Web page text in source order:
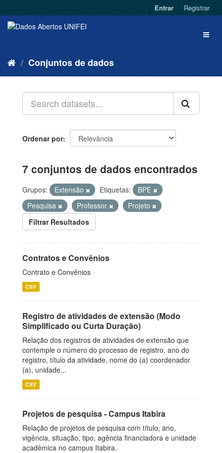
Entrar Registrar
Conjuntos de dados
Ordenar por
7 conjuntos de dados encontrados
Grupos: Extensão Etiquetas:
BPE
Pesquisa
Professor
Projeto
Filtrar Resultados
Contratos e Convênios
Contrato e Convênios
CSV
Registro de atividades de extensão (Modo
Simplificado ou Curta Duração)
Relação dos registros de atividades de extensão que
contemple o número do processo de registro, ano do
registro, título da atividade, nome do (a) coordenador
(a), unidade...
CSV
Projetos de pesquisa - Campus Itabira
Relação de projetos de pesquisa com título, ano,
vigência, situação, tipo, agência financiadora e unidade
acadêmica no campus Itabira.